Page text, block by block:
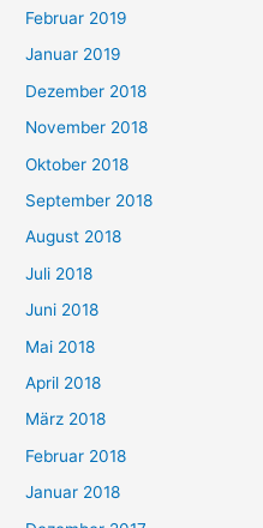
Februar 2019
Januar 2019
Dezember 2018
November 2018
Oktober 2018
September 2018
August 2018
Juli 2018
Juni 2018
Mai 2018
April 2018
März 2018
Februar 2018
Januar 2018